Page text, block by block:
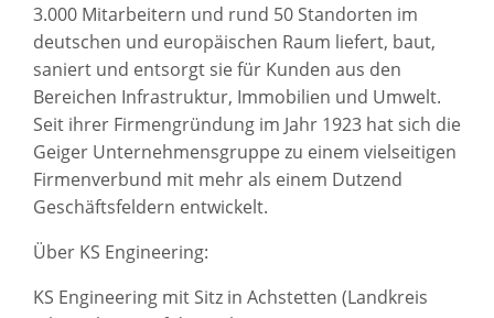
3.000 Mitarbeitern und rund 50 Standorten im
deutschen und europäischen Raum liefert, baut,
saniert und entsorgt sie für Kunden aus den
Bereichen Infrastruktur, Immobilien und Umwelt.
Seit ihrer Firmengründung im Jahr 1923 hat sich die
Geiger Unternehmensgruppe zu einem vielseitigen
Firmenverbund mit mehr als einem Dutzend
Geschäftsfeldern entwickelt.
Über KS Engineering:
KS Engineering mit Sitz in Achstetten (Landkreis